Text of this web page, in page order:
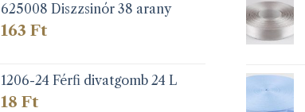
625008 Diszzsinór 38 arany
163 Ft
1206-24 Férfi divatgomb 24 L
18 Ft